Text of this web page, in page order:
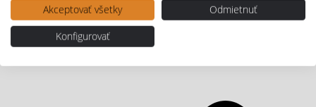
Akceptovať všetky
Odmietnuť
Konfigurovať